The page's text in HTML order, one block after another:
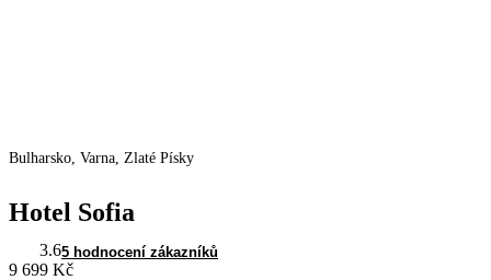
Bulharsko, Varna, Zlaté Písky
Hotel Sofia
3.65 hodnocení zákazníků
9 699 Kč